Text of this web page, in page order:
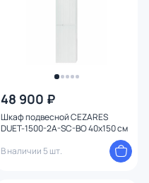
48 900 ₽
Шкаф подвесной CEZARES
DUET-1500-2A-SC-BO 40х150 см
В наличии 5 шт.